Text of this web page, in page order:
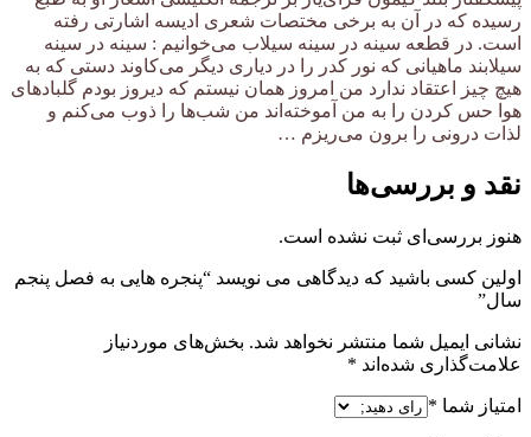
رسیده که در آن به برخی مختصات شعری ادیسه اشارتی رفته
است. در قطعه سینه در سینه سیلاب می‌خوانیم : سینه در سینه
سیلابند ماهیانی که نور کدر را در دیاری دیگر می‌کاوند دستی که به
هیچ چیز اعتقاد ندارد من امروز همان نیستم که دیروز بودم گلبادهای
هوا حس کردن را به من آموخته‌اند من شب‌ها را ذوب می‌کنم و
لذات درونی را برون می‌ریزم …
نقد و بررسی‌ها
هنوز بررسی‌ای ثبت نشده است.
اولین کسی باشید که دیدگاهی می نویسد “پنجره هایی به فصل پنجم
سال”
نشانی ایمیل شما منتشر نخواهد شد. بخش‌های موردنیاز
علامت‌گذاری شده‌اند *
امتیاز شما *